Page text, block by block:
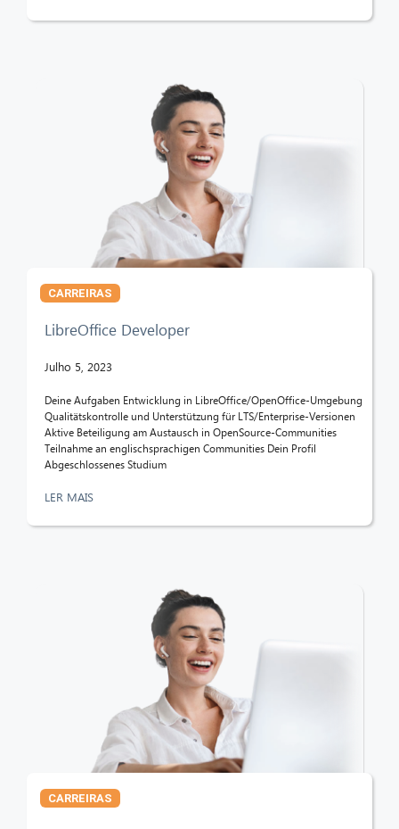
CARREIRAS
LibreOffice Developer
Julho 5, 2023
Deine Aufgaben Entwicklung in LibreOffice/OpenOffice-Umgebung
Qualitätskontrolle und Unterstützung für LTS/Enterprise-Versionen
Aktive Beteiligung am Austausch in OpenSource-Communities
Teilnahme an englischsprachigen Communities Dein Profil
Abgeschlossenes Studium
LER MAIS
CARREIRAS